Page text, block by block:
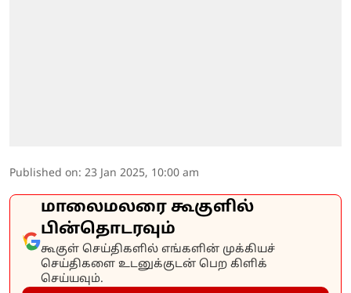
Published on: 23 Jan 2025, 10:00 am
மாலைமலரை கூகுளில்
பின்தொடரவும்
கூகுள் செய்திகளில் எங்களின் முக்கியச்
செய்திகளை உடனுக்குடன் பெற கிளிக்
செய்யவும்.